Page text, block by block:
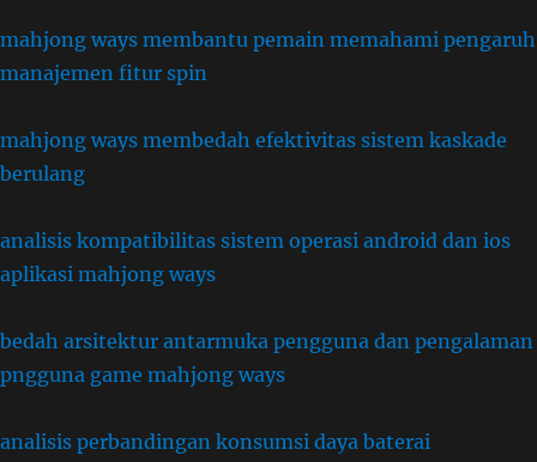
mahjong ways membantu pemain memahami pengaruh
manajemen fitur spin
mahjong ways membedah efektivitas sistem kaskade
berulang
analisis kompatibilitas sistem operasi android dan ios
aplikasi mahjong ways
bedah arsitektur antarmuka pengguna dan pengalaman
pngguna game mahjong ways
analisis perbandingan konsumsi daya baterai